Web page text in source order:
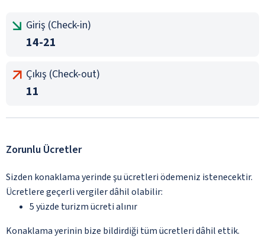
Giriş (Check-in)
14-21
Çıkış (Check-out)
11
Zorunlu Ücretler
Sizden konaklama yerinde şu ücretleri ödemeniz istenecektir.
Ücretlere geçerli vergiler dâhil olabilir:
5 yüzde turizm ücreti alınır
Konaklama yerinin bize bildirdiği tüm ücretleri dâhil ettik.